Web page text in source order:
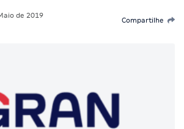
de 2019
Compartilhe